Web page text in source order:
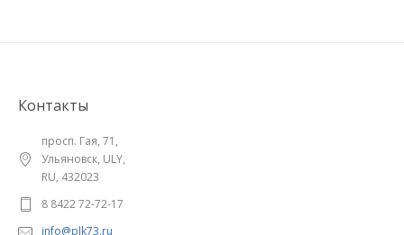
Контакты
просп. Гая, 71,
Ульяновск, ULY,
RU, 432023
8 8422 72-72-17
info@plk73.ru